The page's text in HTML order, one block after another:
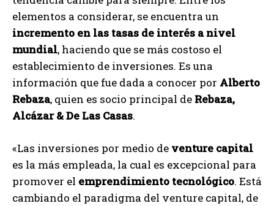
elementos a considerar, se encuentra un
incremento en las tasas de interés a nivel
mundial, haciendo que se más costoso el
establecimiento de inversiones. Es una
información que fue dada a conocer por Alberto
Rebaza, quien es socio principal de Rebaza,
Alcázar & De Las Casas.
«Las inversiones por medio de venture capital
es la más empleada, la cual es excepcional para
promover el emprendimiento tecnológico. Está
cambiando el paradigma del venture capital, de